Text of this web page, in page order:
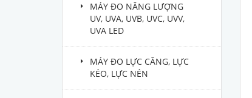
MÁY ĐO NĂNG LƯỢNG
UV, UVA, UVB, UVC, UVV,
UVA LED
MÁY ĐO LỰC CĂNG, LỰC
KÉO, LỰC NÉN